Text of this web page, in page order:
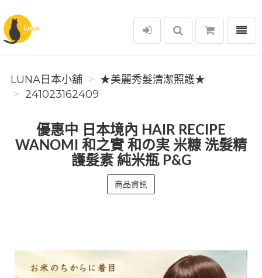
Luna日本小舖
選單
LUNA日本小舖
★美麗秀髮清潔照護★
241023162409
優惠中 日本境內 HAIR RECIPE
WANOMI 和之實 和の実 米糠 洗髮精
護髮素 純米瓶 P&G
商品資訊